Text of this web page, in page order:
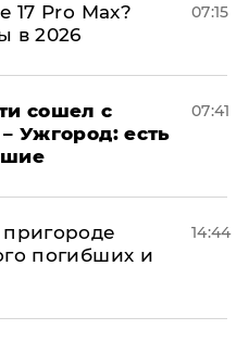
17 Pro Max?
в 2026
07:15
сошел с
Ужгород: есть
07:41
погибших и
14:44